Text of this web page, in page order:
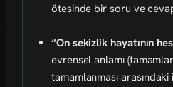
ötesinde bir soru ve
“On sekizlik hayatının
evrensel anlamı
tamamlanması arasındaki